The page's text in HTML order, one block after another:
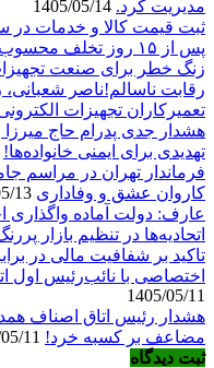
مدیریت کرد.
پس از ۱۵ روز تخلف محسوب می‌شود
زنگ خطر برای صنعت
رقابت ناسالم!ناصر شعبانی،
تعمیرکاران تجهیزات
هشدار جدی پدرام حاج میرزا
تهدیدی برای ایمنی خانواده‌ها!
فرماندار تهران در مراسم
کاروان عشق و وفاداری
عارف: دولت آماده واگذاری
اتحادیه‌ها در تنظیم بازار
تاکید بر شفافیت مالی در
اختصاصی با نائب‌رئیس اول
1405/05/11
هشدار رئیس اتاق اصناف
مضاعف بر کسبه خرد!
ثبت دیدگاه